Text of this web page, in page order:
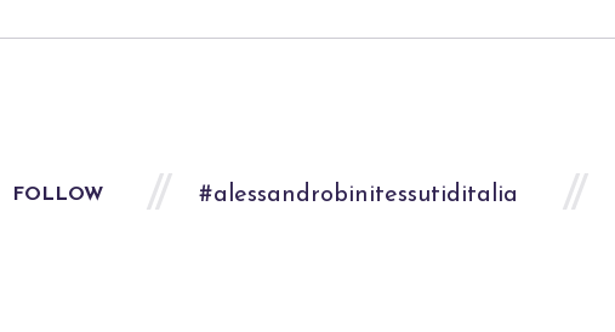
FOLLOW #alessandrobinitessutiditalia